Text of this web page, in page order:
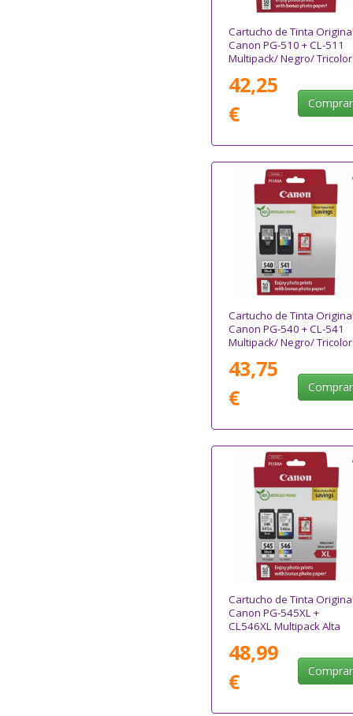
Cartucho de Tinta
Canon PG-510 + CL-511
Multipack/ Negro/ Tricolor
42,25
€
Comprar
Cartucho de Tinta
Canon PG-540 + CL-541
Multipack/ Negro/ Tricolor
43,75
€
Comprar
Cartucho de Tinta
Canon PG-545XL +
CL546XL Multipack Alta
+ Papel Fotográfico
48,99
€
Comprar